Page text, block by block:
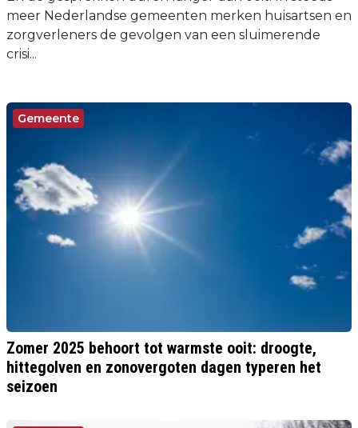
meer Nederlandse gemeenten merken huisartsen en
zorgverleners de gevolgen van een sluimerende
crisi...
Gemeente
Zomer 2025 behoort tot warmste ooit: droogte,
hittegolven en zonovergoten dagen typeren het
seizoen